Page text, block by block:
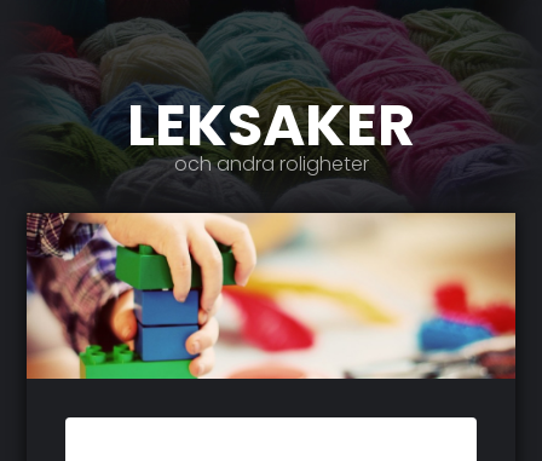
LEKSAKER
och andra roligheter